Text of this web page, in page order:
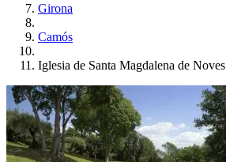
Girona
Camós
Iglesia de Santa Magdalena de Noves